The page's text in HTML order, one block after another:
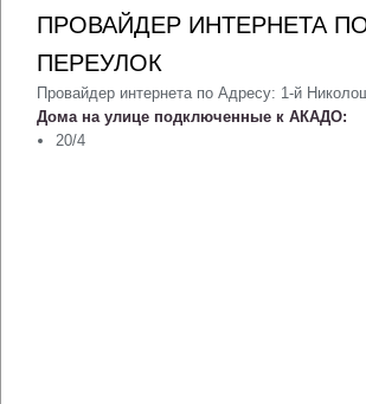
ПРОВАЙДЕР ИНТЕРНЕТА
ПЕРЕУЛОК
Провайдер интернета по Адресу: 1-й
Дома на улице подключенные к АКАДО:
20/4